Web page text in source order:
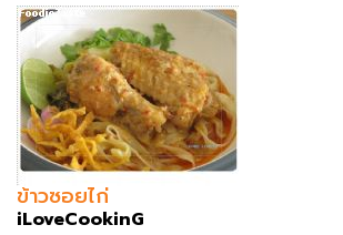
ข้าวซอยไก่
iLoveCookinG